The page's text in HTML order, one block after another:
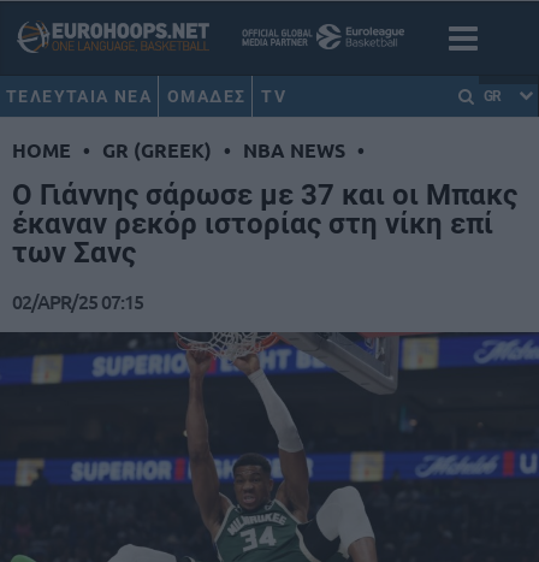
ΤΕΛΕΥΤΑΙΑ ΝΕΑ ΟΜΑΔΕΣ TV GR
HOME • GR (GREEK) • NBA NEWS •
Ο Γιάννης σάρωσε με 37 και οι Μπακς
έκαναν ρεκόρ ιστορίας στη νίκη επί
των Σανς
02/APR/25 07:15